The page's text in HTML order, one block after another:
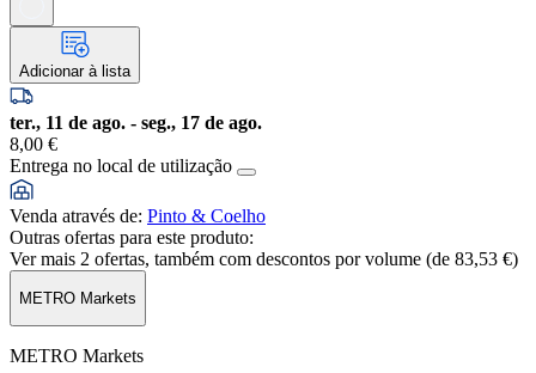
Adicionar à lista
ter., 11 de ago. - seg., 17 de ago.
8,00 €
Entrega no local de utilização
Venda através de: Pinto & Coelho
Outras ofertas para este produto:
Ver mais 2 ofertas, também com descontos por volume (de 83,53 €)
METRO Markets
METRO Markets